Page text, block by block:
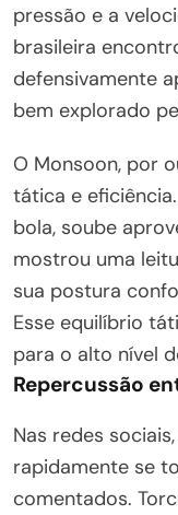
pressão e a
brasileira
defensivamente
bem explorado
O Monsoon, por
tática e
bola, soube
mostrou uma
sua postura
Esse equilíbrio
para o alto nível
Repercussão
Nas redes sociais,
rapidamente se
comentados.